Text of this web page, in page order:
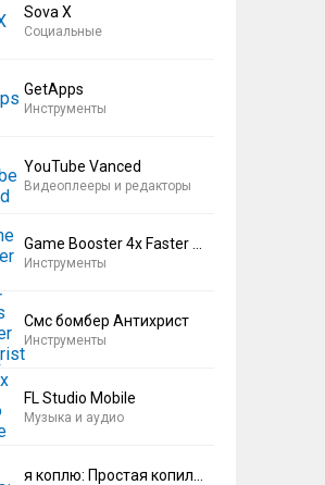
Sova X
Социальные
GetApps
Инструменты
YouTube Vanced
Видеоплееры и редакторы
Инструменты
Смс бомбер Антихрист
Инструменты
FL Studio Mobile
Музыка и аудио